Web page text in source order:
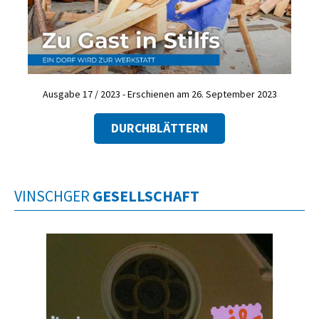
Ausgabe 17 / 2023 - Erschienen am 26. September 2023
DURCHBLÄTTERN
VINSCHGER GESELLSCHAFT